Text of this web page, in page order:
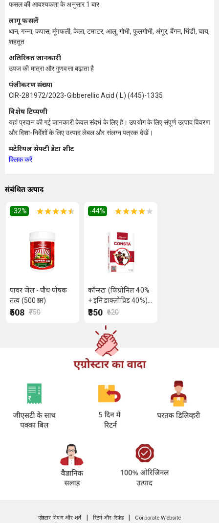
फसल की आवश्यकता के अनुसार 1 बार
लागू फसलें
धान, गन्ना, कपास, मूंगफली, केला, टमाटर, आलू, गोभी, फूलगोभी, अंगूर, बैंगन, भिंडी, चाय,
शहतूत
अतिरिक्त जानकारी
उपज की मात्रा और गुणवत्ता बढ़ाता है
पंजीकरण संख्या
CIR-281972/2023-Gibberellic Acid ( L) (445)-1335
विशेष टिप्पणी
यहां प्रदान की गई जानकारी केवल संदर्भ के लिए है। उपयोग के लिए संपूर्ण उत्पाद विवरण
और दिशा-निर्देशों के लिए उत्पाद लेबल और संलग्न पत्रक देखें।
मटेरियल सेफ्टी डेटा शीट
क्लिक करें
संबंधित उत्पाद
-32%
पावर जेल - पौध पोषक
तत्व (500 ग्राम)
₹508 ₹750
-44%
कॉन्स्टा (फिप्रोनिल 40%
+ इमिडाक्लोप्रिड 40%)
40 ग्राम
₹350 ₹620
एग्रोस्टार नियम और शर्तें रिटर्न और रिफंड Corporate Website